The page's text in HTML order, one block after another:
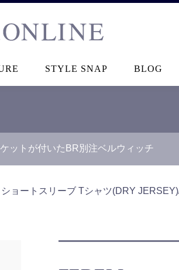
STYLE SNAP BLOG
ットが付いたBR別注ベルウィッチ
ョートスリーブ Tシャツ(DRY